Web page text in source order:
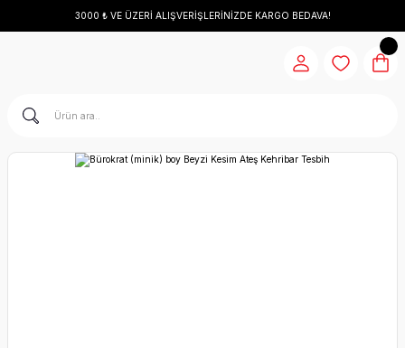
3000 ₺ VE ÜZERİ ALIŞVERİŞLERİNİZDE KARGO BEDAVA!